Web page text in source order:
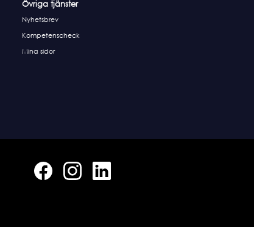
Övriga tjänster
Nyhetsbrev
Kompetenscheck
Mina sidor